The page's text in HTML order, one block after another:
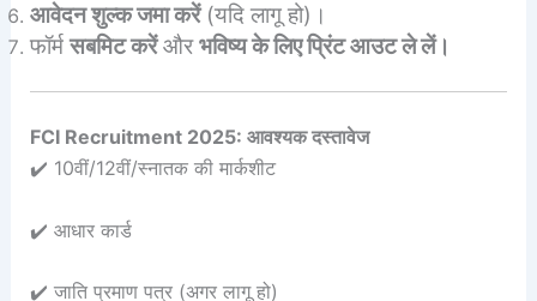
आवेदन शुल्क जमा करें(यदि लागू हो)।
फॉर्मसबमिट करेंऔरभविष्य के लिए प्रिंट आउट ले लें।
FCI Recruitment 2025: आवश्यक दस्तावेज
✔️ 10वीं/12वीं/स्नातक की मार्कशीट
✔️ आधार कार्ड
✔️ जाति प्रमाण पत्र (अगर लागू हो)